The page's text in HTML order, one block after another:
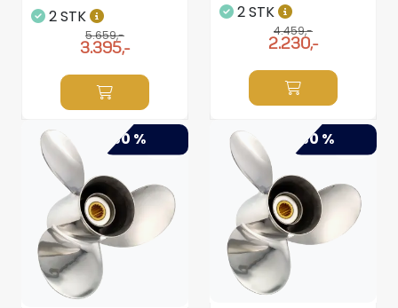
2 STK
5.659,-
3.395,-
2 STK
4.459,-
2.230,-
-50 % -50 %